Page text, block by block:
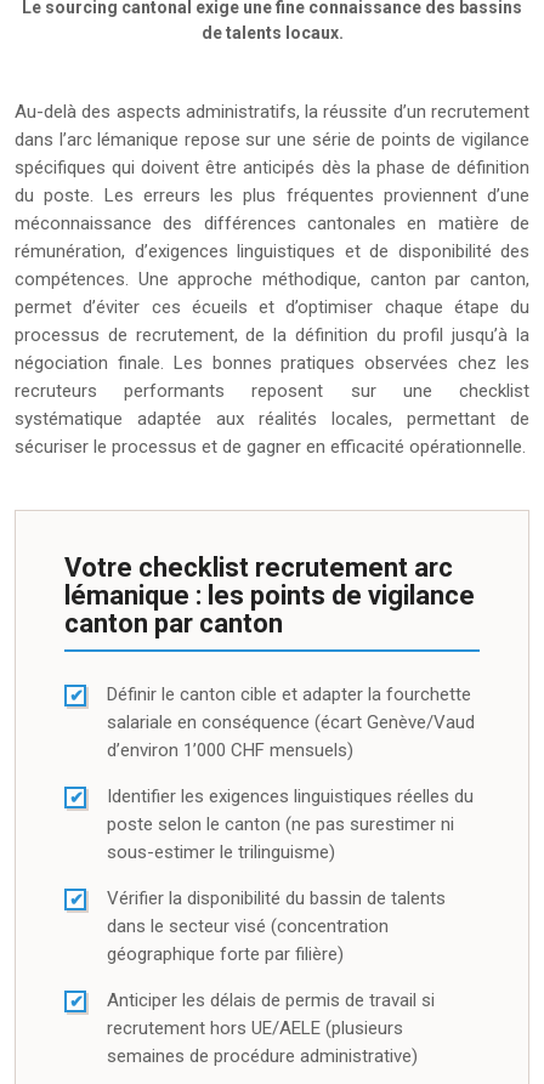
Le sourcing cantonal exige une fine connaissance des bassins
de talents locaux.
Au-delà des aspects administratifs, la réussite d’un recrutement
dans l’arc lémanique repose sur une série de points de vigilance
spécifiques qui doivent être anticipés dès la phase de définition
du poste. Les erreurs les plus fréquentes proviennent d’une
méconnaissance des différences cantonales en matière de
rémunération, d’exigences linguistiques et de disponibilité des
compétences. Une approche méthodique, canton par canton,
permet d’éviter ces écueils et d’optimiser chaque étape du
processus de recrutement, de la définition du profil jusqu’à la
négociation finale. Les bonnes pratiques observées chez les
recruteurs performants reposent sur une checklist
systématique adaptée aux réalités locales, permettant de
sécuriser le processus et de gagner en efficacité opérationnelle.
Votre checklist recrutement arc
lémanique : les points de vigilance
canton par canton
Définir le canton cible et adapter la fourchette
salariale en conséquence (écart Genève/Vaud
d’environ 1’000 CHF mensuels)
Identifier les exigences linguistiques réelles du
poste selon le canton (ne pas surestimer ni
sous-estimer le trilinguisme)
Vérifier la disponibilité du bassin de talents
dans le secteur visé (concentration
géographique forte par filière)
Anticiper les délais de permis de travail si
recrutement hors UE/AELE (plusieurs
semaines de procédure administrative)